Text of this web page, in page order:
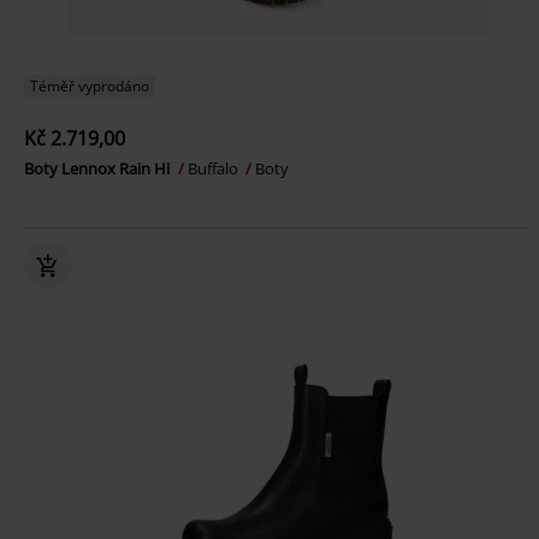
Téměř vyprodáno
Kč 2.719,00
Boty Lennox Rain Hi Buffalo Boty